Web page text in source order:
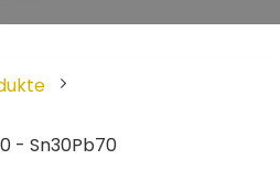
- Sn30Pb70